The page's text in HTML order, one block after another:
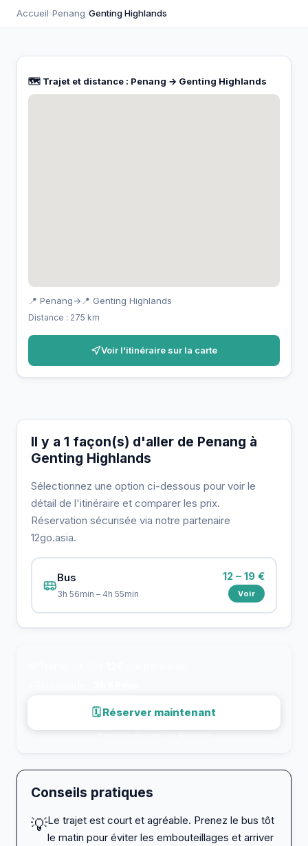
Accueil›Penang›Genting Highlands
🗺️ Trajet et distance : Penang → Genting Highlands
📍 Penang→ 📍 Genting Highlands
Distance : 275 km
Voir l'itinéraire sur la carte
Il y a 1 façon(s) d'aller de Penang à
Genting Highlands
Sélectionnez une option ci-dessous pour voir le
détail de l'itinéraire et comparer les prix.
Réservation sécurisée via notre partenaire
12go.asia.
Bus
3h 56min – 4h 55min
12 – 19 €
Voir
🗓 Réserver maintenant
Conseils pratiques
💡Le trajet est court et agréable. Prenez le bus tôt
le matin pour éviter les embouteillages et arriver